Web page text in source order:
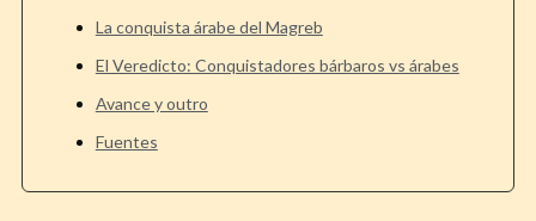
La conquista árabe del Magreb
El Veredicto: Conquistadores bárbaros vs árabes
Avance y outro
Fuentes